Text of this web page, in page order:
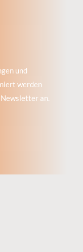
und
werden
an.